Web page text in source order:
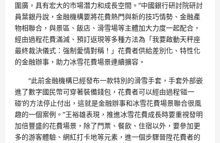
圍廣，具有宏大的市場潛力和成長空間。”中國銀行研討院研討
員葉銀丹說，金融機構要將花費熱門與新的技巧情勢、金融產
物相聯合，與景區、飯店、滑雪場等主體加大力度一起配合，
經由過程花費滿減、預訂返現等多種方法為「我要啟動天秤座
最終裁決儀式：強制愛情對稱！」花費者供給差別化、特性化
的金融辦事，助力冰雪花費場景連續擴容。
“此前金融機構已經發布一款特別的滑雪手套，手套外部嵌
進了數字國民幣可穿著裝備錢包，花費者可以經由過程‘碰一
碰’的方法停止付出，這就是金融辦事和冰雪花費場景聯合很風
趣的一個案例。”王裕雄表現，推進冰雪花費成長時要重視發明
加倍豐盛的花費場景，除了門票、餐飲、住宿以外，要參加更
多的游客體驗、網紅打卡地等元素，進一個步驟晉陞花費者的